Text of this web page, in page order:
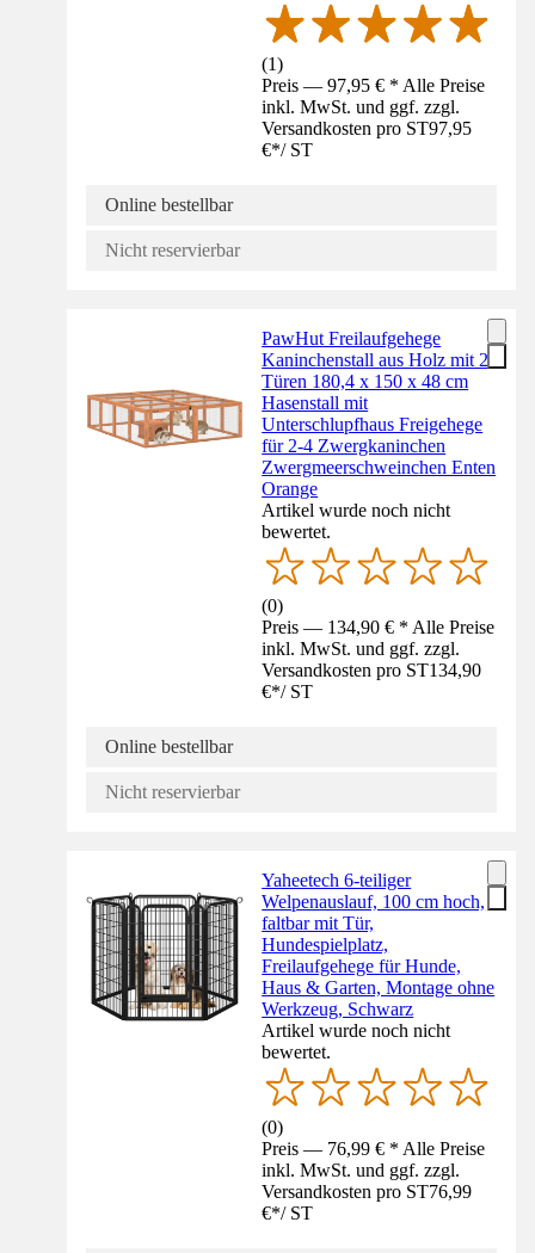
(1)
Preis — 97,95 € * Alle Preise
inkl. MwSt. und ggf. zzgl.
Versandkosten pro ST97,95
€*/ ST
Online bestellbar
Nicht reservierbar
PawHut Freilaufgehege
Kaninchenstall aus Holz mit 2
Türen 180,4 x 150 x 48 cm
Hasenstall mit
Unterschlupfhaus Freigehege
für 2-4 Zwergkaninchen
Zwergmeerschweinchen Enten
Orange
Artikel wurde noch nicht
bewertet.
(0)
Preis — 134,90 € * Alle Preise
inkl. MwSt. und ggf. zzgl.
Versandkosten pro ST134,90
€*/ ST
Online bestellbar
Nicht reservierbar
Yaheetech 6-teiliger
Welpenauslauf, 100 cm hoch,
faltbar mit Tür,
Hundespielplatz,
Freilaufgehege für Hunde,
Haus & Garten, Montage ohne
Werkzeug, Schwarz
Artikel wurde noch nicht
bewertet.
(0)
Preis — 76,99 € * Alle Preise
inkl. MwSt. und ggf. zzgl.
Versandkosten pro ST76,99
€*/ ST